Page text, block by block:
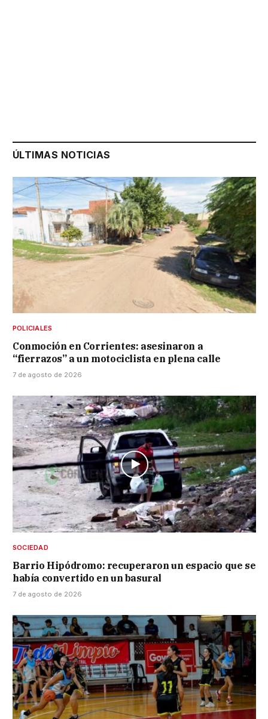
ÚLTIMAS NOTICIAS
POLICIALES
Conmoción en Corrientes: asesinaron a
“fierrazos” a un motociclista en plena calle
7 de agosto de 2026
SOCIEDAD
Barrio Hipódromo: recuperaron un espacio que se
había convertido en un basural
7 de agosto de 2026